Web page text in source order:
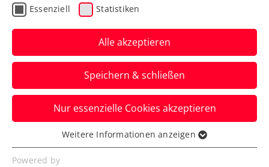
Noch eine Woche Tennis
in Wien bei der „Official
Tennis Experience“
Noch bis 3. November hat die
sehenswerte Ausstellung im Studio F der
Wiener Stadthalle geöffnet.
Verfasst von: Presseaussendung / Redaktion, 28.10.2024
Essenziell Statistiken
Alle akzeptieren
Speichern & schließen
Nur essenzielle Cookies akzeptieren
Essenziell
Essenzielle Cookies werden für grundlegende
Weitere Informationen anzeigen
Powered by